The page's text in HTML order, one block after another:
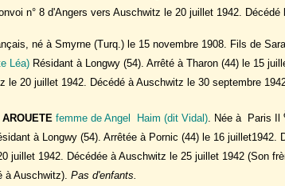
n° 8 d'Angers vers Auschwitz le 20 juillet 1942.
né à Smyrne (Turq.) le 15 novembre 1908. Fils de
Léa) Résidant à Longwy (54). Arrêté à Tharon (44) le 15
le 20 juillet 1942. Décédé à Auschwitz le 30 septembre
AROUETE femme de Angel Haim (dit Vidal). Née à Paris Il
à Longwy (54). Arrêtée à Pornic (44) le 16 juillet1942.
juillet 1942. Décédée à Auschwitz le 25 juillet 1942 (Son
à Auschwitz). Pas d'enfants.